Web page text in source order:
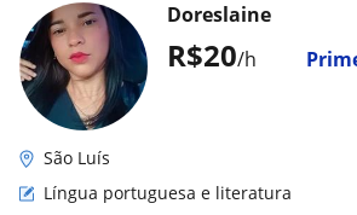
R$20/h
Doreslaine
São Luís
Língua portuguesa e literatura